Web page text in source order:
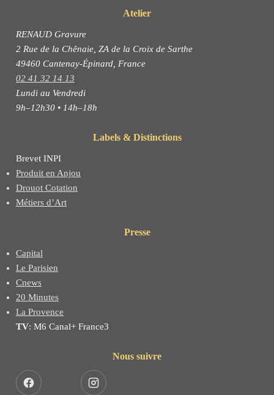
Atelier
RENAUD Gravure
2 Rue de la Chênaie, ZA de la Croix de Sarthe
49460 Cantenay-Épinard, France
02 41 32 14 13
Lundi au Vendredi
9h–12h30 • 14h–18h
Labels & Distinctions
Brevet INPI
Produit en Anjou
Drouot Cotation
Métiers d’Art
Presse
Capital
Le Parisien
Cnews
20 Minutes
La Provence
TV: M6 Canal+ France3
Nous suivre
Facebook Instagram